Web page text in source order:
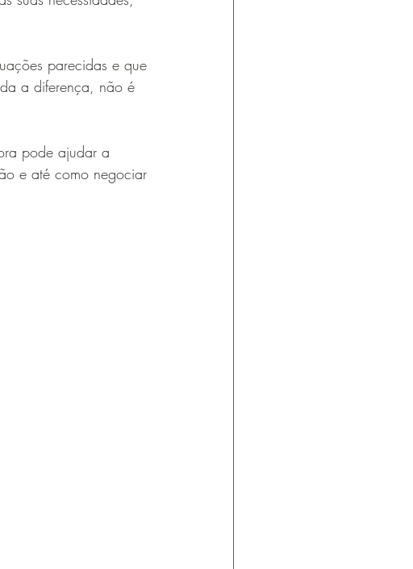
parecidas e que
a diferença, não é
pode ajudar a
e até como negociar